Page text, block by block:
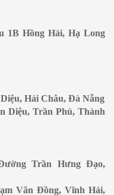
1B Hồng Hải, Hạ Long
Hải Châu, Đà Nẵng
Diệu, Trần Phú, Thành
Trần Hưng Đạo,
Văn Đồng, Vĩnh Hải,